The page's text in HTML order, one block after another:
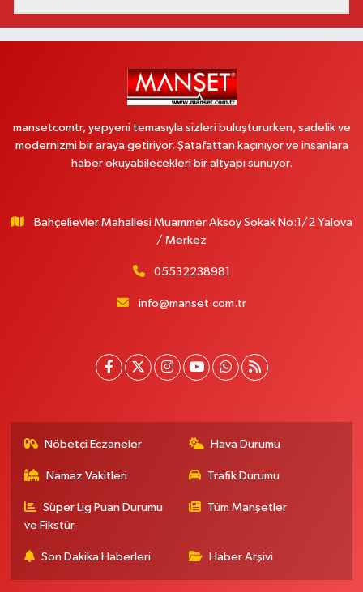
mansetcomtr, yepyeni temasıyla sizleri buluştururken, sadelik ve
modernizmi bir araya getiriyor. Şatafattan kaçınıyor ve insanlara
haber okuyabilecekleri bir altyapı sunuyor.
Bahçelievler.Mahallesi Muammer Aksoy Sokak No:1/2 Yalova
/ Merkez
05532238981
info@manset.com.tr
Nöbetçi Eczaneler Hava Durumu
Namaz Vakitleri Trafik Durumu
Süper Lig Puan Durumu
ve Fikstür
Tüm Manşetler
Son Dakika Haberleri Haber Arşivi